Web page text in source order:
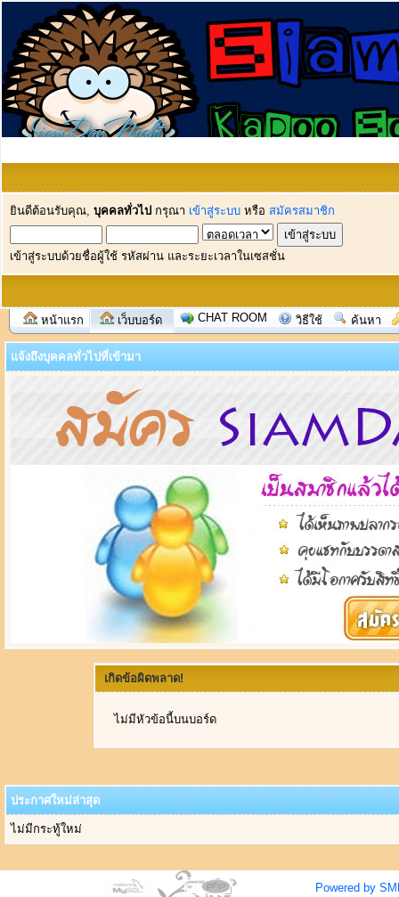
ยินดีต้อนรับคุณ, บุคคลทั่วไป กรุณา เข้าสู่ระบบ หรือ สมัครสมาชิก
เข้าสู่ระบบด้วยชื่อผู้ใช้ รหัสผ่าน และระยะเวลาในเซสชั่น
หน้าแรก เว็บบอร์ด CHAT ROOM วิธีใช้ ค้นหา
แจ้งถึงบุคคลทั่วไปที่เข้ามา
เกิดข้อผิดพลาด!
ไม่มีหัวข้อนี้บนบอร์ด
ประกาศใหม่ล่าสุด
ไม่มีกระทู้ใหม่
Powered by